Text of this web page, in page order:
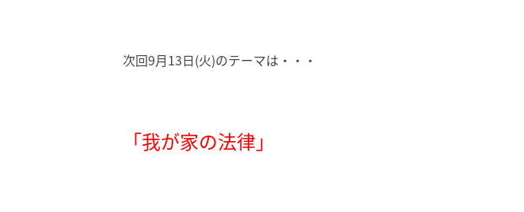
次回9月13日(火)のテーマは・・・
「我が家の法律」